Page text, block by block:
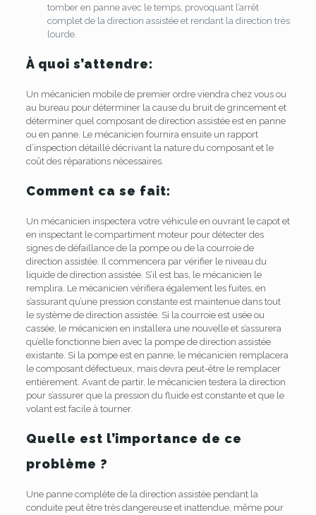
tomber en panne avec le temps, provoquant l’arrêt
complet de la direction assistée et rendant la direction très
lourde.
À quoi s’attendre:
Un mécanicien mobile de premier ordre viendra chez vous ou
au bureau pour déterminer la cause du bruit de grincement et
déterminer quel composant de direction assistée est en panne
ou en panne. Le mécanicien fournira ensuite un rapport
d’inspection détaillé décrivant la nature du composant et le
coût des réparations nécessaires.
Comment ca se fait:
Un mécanicien inspectera votre véhicule en ouvrant le capot et
en inspectant le compartiment moteur pour détecter des
signes de défaillance de la pompe ou de la courroie de
direction assistée. Il commencera par vérifier le niveau du
liquide de direction assistée. S’il est bas, le mécanicien le
remplira. Le mécanicien vérifiera également les fuites, en
s’assurant qu’une pression constante est maintenue dans tout
le système de direction assistée. Si la courroie est usée ou
cassée, le mécanicien en installera une nouvelle et s’assurera
qu’elle fonctionne bien avec la pompe de direction assistée
existante. Si la pompe est en panne, le mécanicien remplacera
le composant défectueux, mais devra peut-être le remplacer
entièrement. Avant de partir, le mécanicien testera la direction
pour s’assurer que la pression du fluide est constante et que le
volant est facile à tourner.
Quelle est l’importance de ce
problème ?
Une panne complète de la direction assistée pendant la
conduite peut être très dangereuse et inattendue, même pour